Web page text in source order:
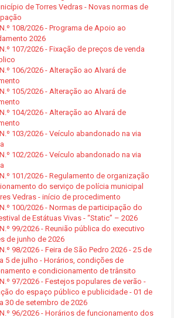
de Torres Vedras - Novas normas de
108/2026 - Programa de Apoio ao
2026
107/2026 - Fixação de preços de venda
106/2026 - Alteração ao Alvará de
105/2026 - Alteração ao Alvará de
104/2026 - Alteração ao Alvará de
103/2026 - Veículo abandonado na via
102/2026 - Veículo abandonado na via
101/2026 - Regulamento de organização
do serviço de polícia municipal
Vedras - início de procedimento
100/2026 - Normas de participação do
de Estátuas Vivas - “Static” – 2026
99/2026 - Reunião pública do executivo
de junho de 2026
98/2026 - Feira de São Pedro 2026 - 25 de
5 de julho - Horários, condições de
e condicionamento de trânsito
97/2026 - Festejos populares de verão -
do espaço público e publicidade - 01 de
30 de setembro de 2026
96/2026 - Horários de funcionamento dos